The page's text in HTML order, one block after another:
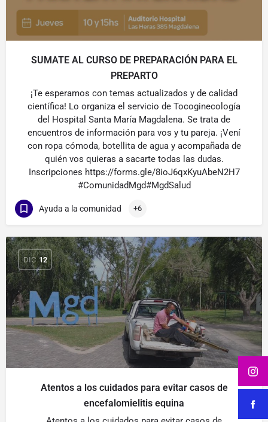
SUMATE AL CURSO DE PREPARACIÓN PARA EL
PREPARTO
¡Te esperamos con temas actualizados y de calidad
científica! Lo organiza el servicio de Tocoginecología
del Hospital Santa María Magdalena. Se trata de
encuentros de información para vos y tu pareja. ¡Vení
con ropa cómoda, botellita de agua y acompañada de
quién vos quieras a sacarte todas las dudas.
Inscripciones https://forms.gle/8ioJ6qxKyuAbeN2H7
#ComunidadMgd#MgdSalud
Ayuda a la comunidad +6
DIC 12
Atentos a los cuidados para evitar casos de
encefalomielitis equina